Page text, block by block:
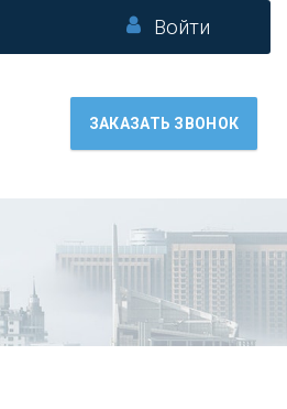
Войти
ЗАКАЗАТЬ ЗВОНОК